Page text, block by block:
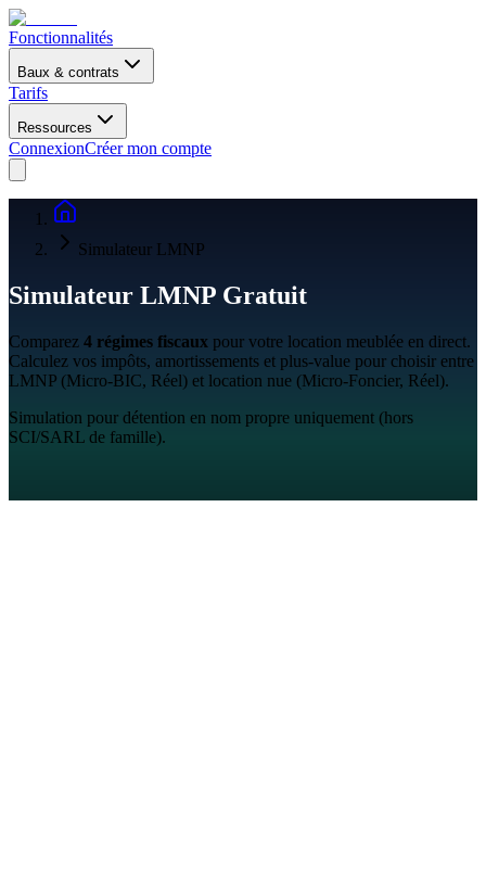
Fonctionnalités
Baux & contrats
Tarifs
Ressources
ConnexionCréer mon compte
Simulateur LMNP
Simulateur LMNP Gratuit
Comparez 4 régimes fiscaux pour votre location meublée en direct.
Calculez vos impôts, amortissements et plus-value pour choisir entre
LMNP (Micro-BIC, Réel) et location nue (Micro-Foncier, Réel).
Simulation pour détention en nom propre uniquement (hors
SCI/SARL de famille).